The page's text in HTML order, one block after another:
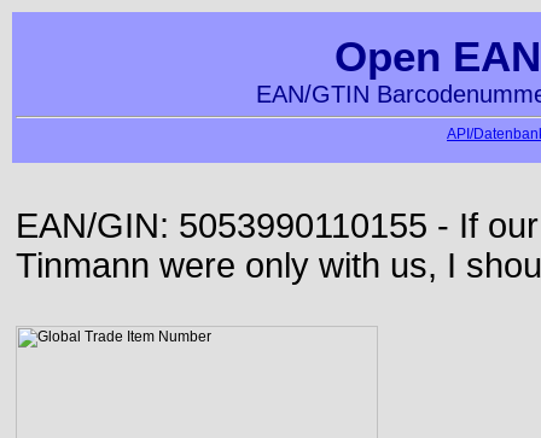
Open
EAN/GTIN
API/
EAN/GIN: 5053990110155 - If
Tinmann were only with us, I